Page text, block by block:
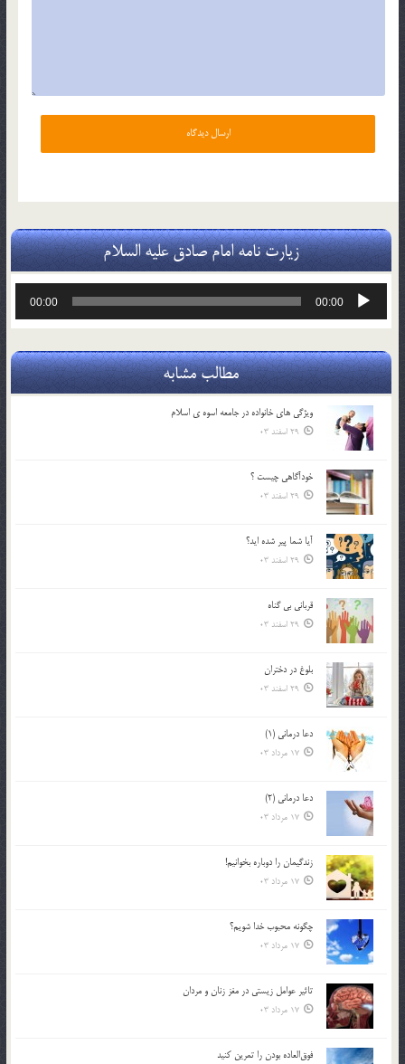
زیارت نامه امام صادق علیه السلام
پخش‌کننده
00:00
00:00
مطالب مشابه
ويژگي هاي خانواده در جامعه اسوه ي اسلام
29 اسفند 03
خودآگاهى چيست ؟
29 اسفند 03
آیا شما پیر شده اید؟
29 اسفند 03
قرباني بي گناه
29 اسفند 03
بلوغ در دختران
29 اسفند 03
دعا درمانی (1)
17 مرداد 03
دعا درمانی (2)
17 مرداد 03
زندگيمان را دوباره بخوانيم!
17 مرداد 03
چگونه محبوب خدا شويم؟
17 مرداد 03
تاثیر عوامل زيستي در مغز زنان و مردان
17 مرداد 03
فوق‌العاده بودن را تمرين كنيد